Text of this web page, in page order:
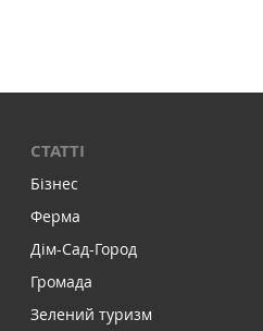
СТАТТІ
Бізнес
Ферма
Дім-Сад-Город
Громада
Зелений туризм